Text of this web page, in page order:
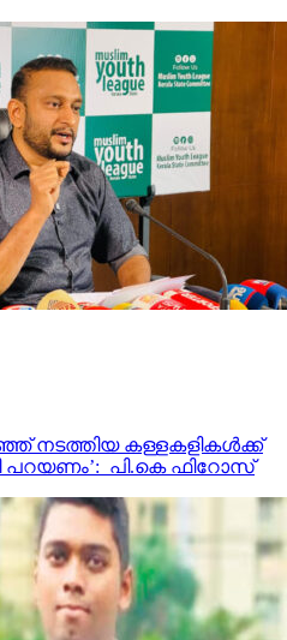
നടത്തിയ കള്ളകളികൾക്ക്
പറയണം’: പി.കെ ഫിറോസ്